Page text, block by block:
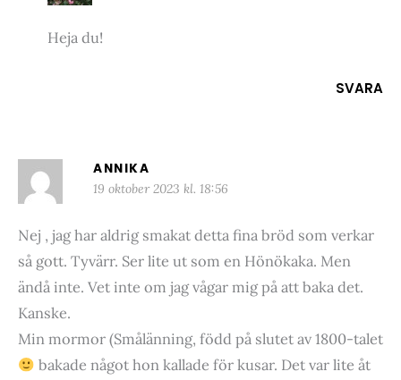
Heja du!
SVARA
ANNIKA
19 oktober 2023 kl. 18:56
Nej , jag har aldrig smakat detta fina bröd som verkar
så gott. Tyvärr. Ser lite ut som en Hönökaka. Men
ändå inte. Vet inte om jag vågar mig på att baka det.
Kanske.
Min mormor (Smålänning, född på slutet av 1800-talet
bakade något hon kallade för kusar. Det var lite åt